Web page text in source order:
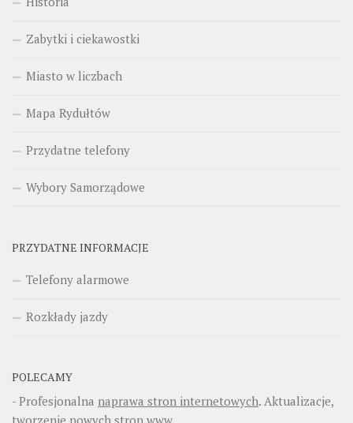
Zabytki i ciekawostki
Miasto w liczbach
Mapa Rydułtów
Przydatne telefony
Wybory Samorządowe
PRZYDATNE INFORMACJE
Telefony alarmowe
Rozkłady jazdy
POLECAMY
- Profesjonalna naprawa stron internetowych. Aktualizacje,
tworzenie nowych stron www.